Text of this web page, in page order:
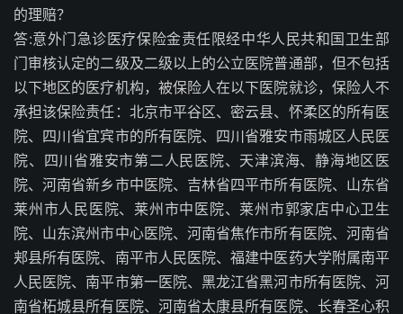
的理赔？
答:意外门急诊医疗保险金责任限经中华人民共和国卫生部
门审核认定的二级及二级以上的公立医院普通部，但不包括
以下地区的医疗机构，被保险人在以下医院就诊，保险人不
承担该保险责任：北京市平谷区、密云县、怀柔区的所有医
院、四川省宜宾市的所有医院、四川省雅安市雨城区人民医
院、四川省雅安市第二人民医院、天津滨海、静海地区医
院、河南省新乡市中医院、吉林省四平市所有医院、山东省
莱州市人民医院、莱州市中医院、莱州市郭家店中心卫生
院、山东滨州市中心医院、河南省焦作市所有医院、河南省
郏县所有医院、南平市人民医院、福建中医药大学附属南平
人民医院、南平市第一医院、黑龙江省黑河市所有医院、河
南省柘城县所有医院、河南省太康县所有医院、长春圣心积